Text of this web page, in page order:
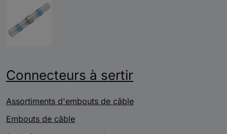
Connecteurs à sertir
Assortiments d'embouts de câble
Embouts de câble